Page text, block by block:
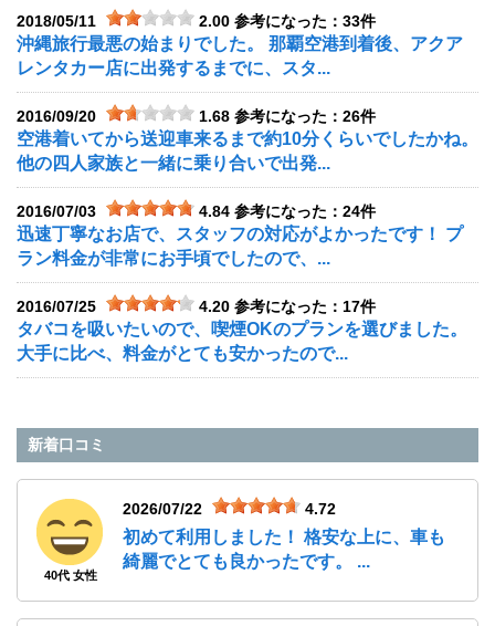
2018/05/11 2.00 参考になった：33件
沖縄旅行最悪の始まりでした。 那覇空港到着後、アクア
レンタカー店に出発するまでに、スタ...
2016/09/20 1.68 参考になった：26件
空港着いてから送迎車来るまで約10分くらいでしたかね。
他の四人家族と一緒に乗り合いで出発...
2016/07/03 4.84 参考になった：24件
迅速丁寧なお店で、スタッフの対応がよかったです！ プ
ラン料金が非常にお手頃でしたので、...
2016/07/25 4.20 参考になった：17件
タバコを吸いたいので、喫煙OKのプランを選びました。
大手に比べ、料金がとても安かったので...
新着口コミ
40代 女性
2026/07/22 4.72
初めて利用しました！ 格安な上に、車も
綺麗でとても良かったです。 ...